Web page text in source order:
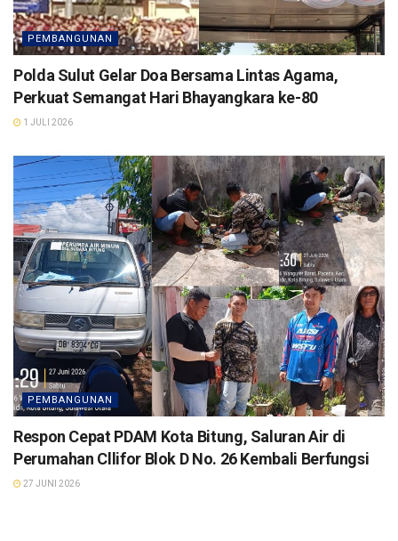
PEMBANGUNAN
Polda Sulut Gelar Doa Bersama Lintas Agama,
Perkuat Semangat Hari Bhayangkara ke-80
1 JULI 2026
PEMBANGUNAN
Respon Cepat PDAM Kota Bitung, Saluran Air di
Perumahan Cllifor Blok D No. 26 Kembali Berfungsi
27 JUNI 2026